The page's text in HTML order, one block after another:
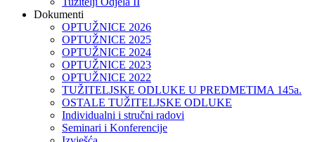
Dokumenti
OPTUŽNICE 2026
OPTUŽNICE 2025
OPTUŽNICE 2024
OPTUŽNICE 2023
OPTUŽNICE 2022
TUŽITELJSKE ODLUKE U PREDMETIMA 145a.
OSTALE TUŽITELJSKE ODLUKE
Individualni i stručni radovi
Seminari i Konferencije